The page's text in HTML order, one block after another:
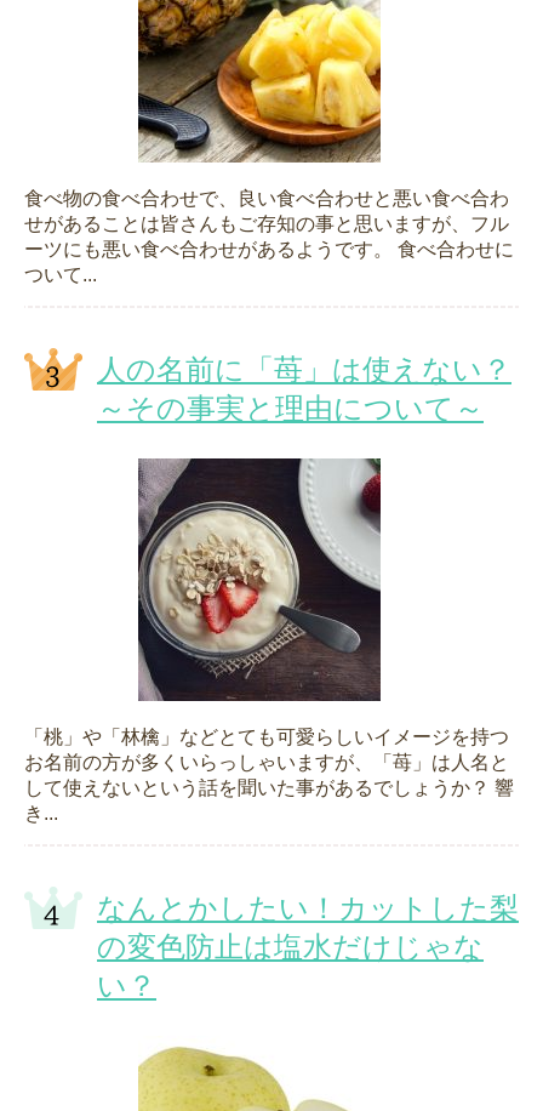
食べ物の食べ合わせで、良い食べ合わせと悪い食べ合わ
せがあることは皆さんもご存知の事と思いますが、フル
ーツにも悪い食べ合わせがあるようです。 食べ合わせに
ついて...
人の名前に「苺」は使えない？
～その事実と理由について～
「桃」や「林檎」などとても可愛らしいイメージを持つ
お名前の方が多くいらっしゃいますが、「苺」は人名と
して使えないという話を聞いた事があるでしょうか？ 響
き...
なんとかしたい！カットした梨
の変色防止は塩水だけじゃな
い？